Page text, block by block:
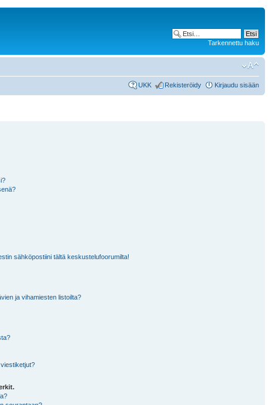
Tarkennettu haku
UKK Rekisteröidy Kirjaudu sisään
sähköpostiini tältä keskustelufoorumilta!
ja vihamiesten listoilta?